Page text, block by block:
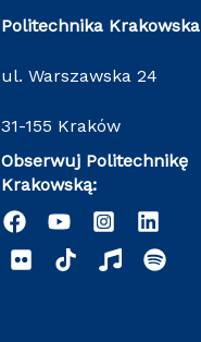
Politechnika Krakowska
ul. Warszawska 24
31-155 Kraków
Obserwuj Politechnikę
Krakowską: